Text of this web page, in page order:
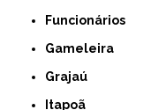
Funcionários
Gameleira
Grajaú
Itapoã